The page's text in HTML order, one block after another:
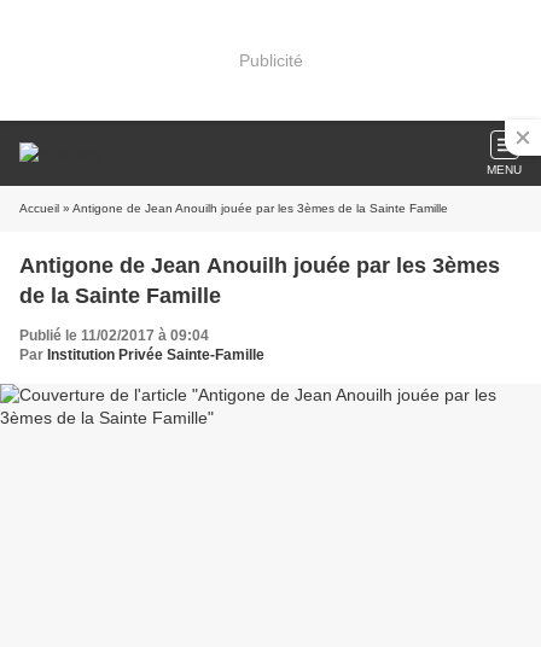
Publicité
MENU
Accueil » Antigone de Jean Anouilh jouée par les 3èmes de la Sainte Famille
Antigone de Jean Anouilh jouée par les 3èmes
de la Sainte Famille
Publié le 11/02/2017 à 09:04
Par Institution Privée Sainte-Famille